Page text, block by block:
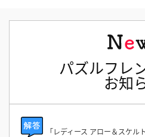
パズルフレ
お知
「レディース アロー＆スケ